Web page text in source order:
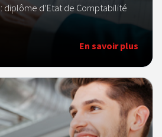
: diplôme d’Etat de Comptabilité
En savoir plus